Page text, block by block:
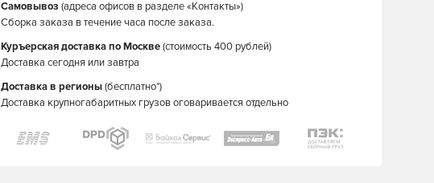
Самовывоз (адреса офисов в разделе «Контакты»)
Сборка заказа в течение часа после заказа.
Куръерская доставка по Москве(стоимость 400 рублей)
Доставка сегодня или завтра
Доставка в регионы(бесплатно*)
Доставка крупногабаритных грузов оговаривается отдельно